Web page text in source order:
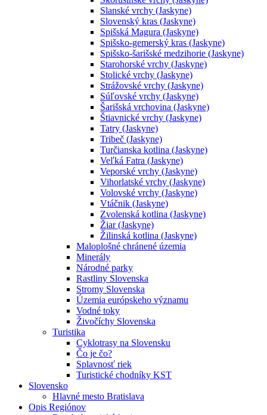
Slanské vrchy (Jaskyne)
Slovenský kras (Jaskyne)
Spišská Magura (Jaskyne)
Spišsko-gemerský kras (Jaskyne)
Spišsko-šarišské medzihorie (Jaskyne)
Starohorské vrchy (Jaskyne)
Stolické vrchy (Jaskyne)
Strážovské vrchy (Jaskyne)
Súľovské vrchy (Jaskyne)
Šarišská vrchovina (Jaskyne)
Štiavnické vrchy (Jaskyne)
Tatry (Jaskyne)
Tribeč (Jaskyne)
Turčianska kotlina (Jaskyne)
Veľká Fatra (Jaskyne)
Veporské vrchy (Jaskyne)
Vihorlatské vrchy (Jaskyne)
Volovské vrchy (Jaskyne)
Vtáčnik (Jaskyne)
Zvolenská kotlina (Jaskyne)
Žiar (Jaskyne)
Žilinská kotlina (Jaskyne)
Maloplošné chránené územia
Minerály
Národné parky
Rastliny Slovenska
Stromy Slovenska
Územia európskeho významu
Vodné toky
Živočíchy Slovenska
Turistika
Cyklotrasy na Slovensku
Čo je čo?
Splavnosť riek
Turistické chodníky KST
Slovensko
Hlavné mesto Bratislava
Opis Regiónov